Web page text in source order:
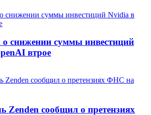
о снижении суммы инвестиций
втрое
Zenden сообщил о претензиях